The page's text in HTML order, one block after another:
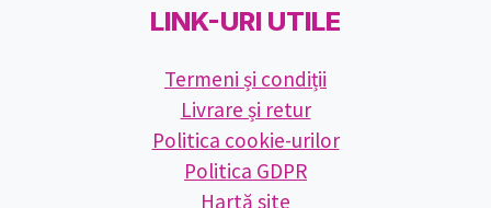
LINK-URI UTILE
Termeni și condiții
Livrare și retur
Politica cookie-urilor
Politica GDPR
Hartă site